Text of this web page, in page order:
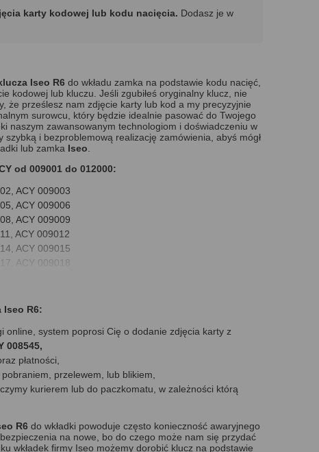
karty kodowej lub kodu nacięcia. Dodasz je w
Iseo R6 do wkładu zamka na podstawie kodu nacięć,
kodowej lub kluczu. Jeśli zgubiłeś oryginalny klucz, nie
że prześlesz nam zdjęcie karty lub kod a my precyzyjnie
surowcu, który będzie idealnie pasować do Twojego
naszym zawansowanym technologiom i doświadczeniu w
szybką i bezproblemową realizację zamówienia, abyś mógł
lub zamka Iseo
od 009001 do 012000:
ACY 009003
ACY 009006
ACY 009009
ACY 009012
ACY 009015
ACY 009018
ACY 009024
ACY 009027
ACY 009033
ACY 009036
ACY 009039
ACY 009042
ACY 009045
ACY 009048
ACY 009051
ACY 009054
ACY 009057
Iseo R6:
online, system poprosi Cię o dodanie zdjęcia karty z
008545,
płatności,
przelewem, lub blikiem,
kurierem lub do paczkomatu, w zależności którą
R6 do wkładki powoduje często konieczność awaryjnego
na nowe, bo do czego może nam się przydać
wkładek firmy Iseo możemy dorobić klucz na podstawie